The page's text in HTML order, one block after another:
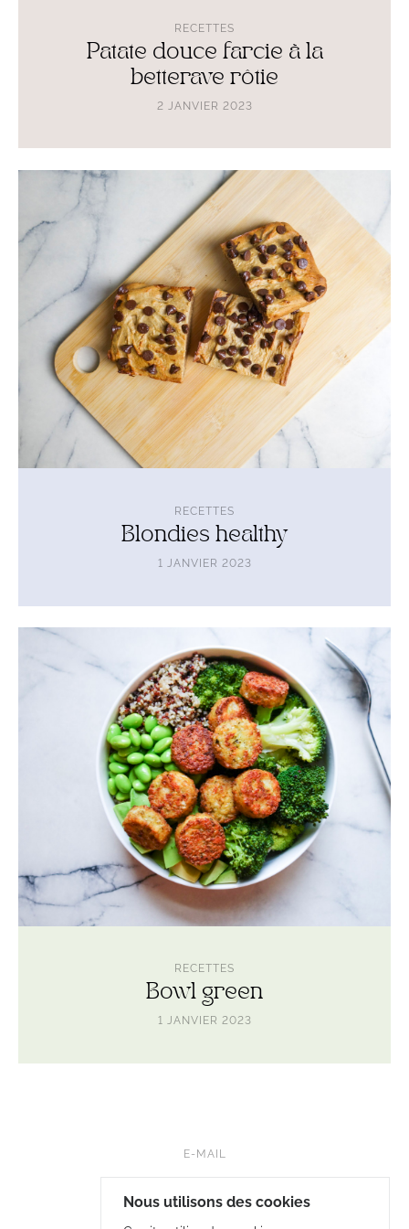
Patate douce farcie à la
betterave rôtie
2 JANVIER 2023
RECETTES
Lire
l'article
Blondies
healthy
Blondies healthy
1 JANVIER 2023
RECETTES
Lire
Bowl
Bowl green
1 JANVIER 2023
RECETTES
E-MAIL
Nous utilisons des cookies